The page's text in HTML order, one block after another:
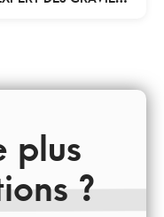
plus
?